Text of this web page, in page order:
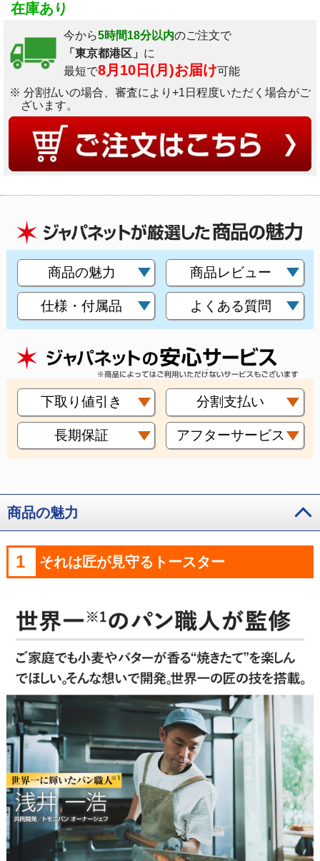
在庫あり
今から5時間18分以内のご注文で
「東京都港区」 に
最短で8月10日(月)お届け可能
※ 分割払いの場合、審査により+1日程度いただく場合がご
ざいます。
商品の魅力 商品レビュー
仕様・付属品 よくある質問
下取り値引き 分割支払い
長期保証 アフターサービス
商品の魅力
1 それは匠が見守るトースター